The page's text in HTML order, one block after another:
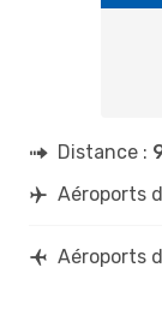
Distance :
Aéroports
Aéroports